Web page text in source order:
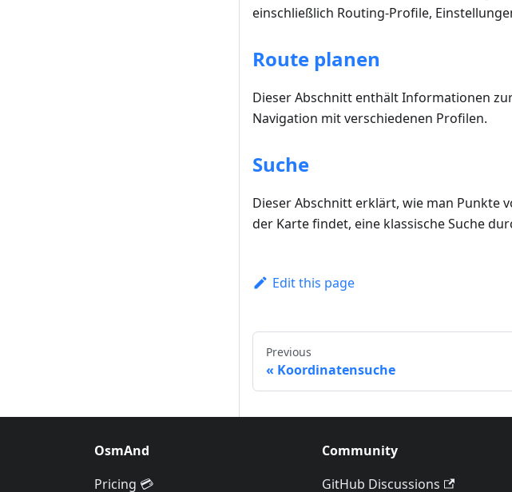
einschließlich Routing-Profile,
Route planen
Dieser Abschnitt enthält Informationen
Navigation mit verschiedenen Profilen.
Suche
Dieser Abschnitt erklärt, wie man Punkte
der Karte findet, eine klassische Suche
Edit this page
Previous
Koordinatensuche
OsmAnd
Pricing 💳
Community
GitHub Discussions